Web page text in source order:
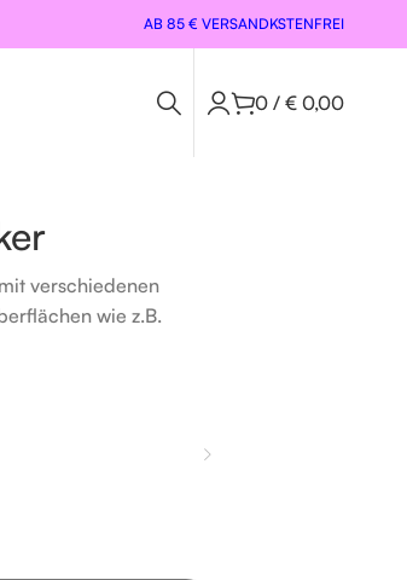
AB 85 € VERSANDKSTENFREI
0 / € 0,00
verschiedenen
wie z.B.